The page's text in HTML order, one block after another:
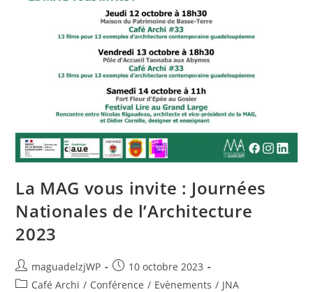
La MAG vous invite : Journées
Nationales de l’Architecture
2023
Auteur/autrice
de
maguadelzjWP
Publication
publiée :
10 octobre 2023
PostCafé Archi / Conférence / Evènements / JNA